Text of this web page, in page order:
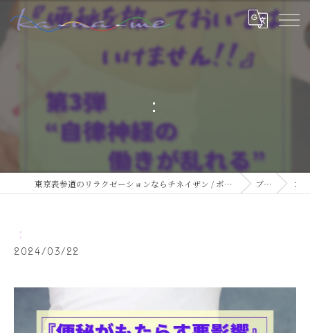
：
東京表参道のリラクゼーションならチネイザン / ボディ & マインドケアサロン ka-na-me ブログ ：
：
2024/03/22